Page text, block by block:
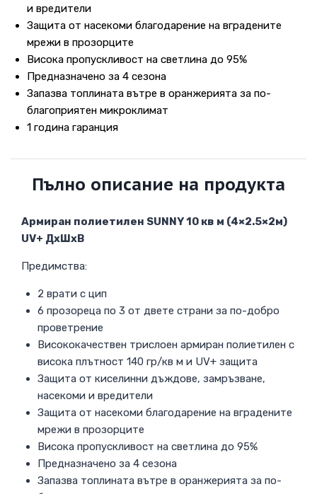
и вредители
Защита от насекоми благодарение на вградените
мрежи в прозорците
Висока пропускливост на светлина до 95%
Предназначено за 4 сезона
Запазва топлината вътре в оранжерията за по-
благоприятен микроклимат
1 година гаранция
Пълно описание на продукта
Армиран полиетилен SUNNY 10 кв м (4×2.5×2м)
UV+ ДхШхВ
Предимства:
2 врати с цип
6 прозореца по 3 от двете страни за по-добро
проветрение
Висококачествен трислоен армиран полиетилен с
висока плътност 140 гр/кв м и UV+ защита
Защита от киселинни дъждове, замръзване,
насекоми и вредители
Защита от насекоми благодарение на вградените
мрежи в прозорците
Висока пропускливост на светлина до 95%
Предназначено за 4 сезона
Запазва топлината вътре в оранжерията за по-